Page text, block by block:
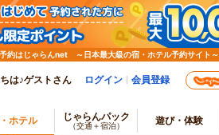
約はじゃらんnet ～日本最大級の宿・ホテル予約サイト～
は♪ゲストさん ログイン 会員登録
ホテル じゃらんパック
（交通＋宿泊） 遊び・体験